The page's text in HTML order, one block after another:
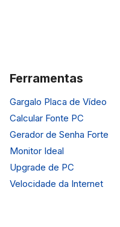
Ferramentas
Gargalo Placa de Vídeo
Calcular Fonte PC
Gerador de Senha Forte
Monitor Ideal
Upgrade de PC
Velocidade da Internet